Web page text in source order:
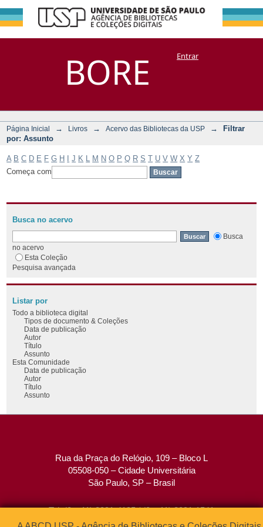
BORE
Filtrar por:
Assunto
DSpace/Manakin + CoriscoEntrar
Página Inicial → Livros → Acervo das Bibliotecas da USP →
Filtrar
por: Assunto
A B C D E F G H J K M N O P Q R S T U V W X Y Z
Começa com
Busca no acervo
Busca
no acervo
Esta Coleção
Pesquisa avançada
Listar por
Todo a biblioteca digital
Tipos de documento & Coleções
Data de publicação
Autor
Título
Assunto
Esta Comunidade
Data de publicação
Autor
Título
Assunto
Rua da Praça do Relógio, 109 – Bloco L
05508-050 – Cidade Universitária
São Paulo, SP – Brasil
Tel: (0xx11) 3091-4195 / (0xx11) 3091-1541
Fax: (0xx11) 3091-1567